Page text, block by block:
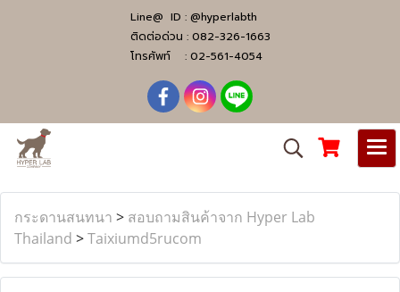
Line@ ID : @hyperlabth
ติดต่อด่วน : 082-326-1663
โทรศัพท์ : 02-561-4054
กระดานสนทนา > สอบถามสินค้าจาก Hyper Lab
Thailand >Taixiumd5rucom